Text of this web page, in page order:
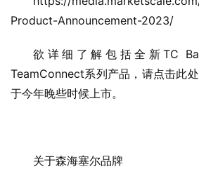
Product-Announcement-2023/
欲详细了解包括全新TC
TeamConnect系列产品，请点击此
于今年晚些时候上市。
关于森海塞尔品牌